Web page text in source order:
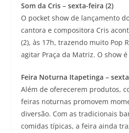
Som da Cris – sexta-feira (2)
O pocket show de lançamento
cantora e compositora Cris
(2), às 17h, trazendo muito Pop
agitar Praça da Matriz. O show
Feira Noturna Itapetinga –
Além de oferecerem produtos,
feiras noturnas promovem
diversão. Com as tradicionais
comidas típicas, a feira ainda